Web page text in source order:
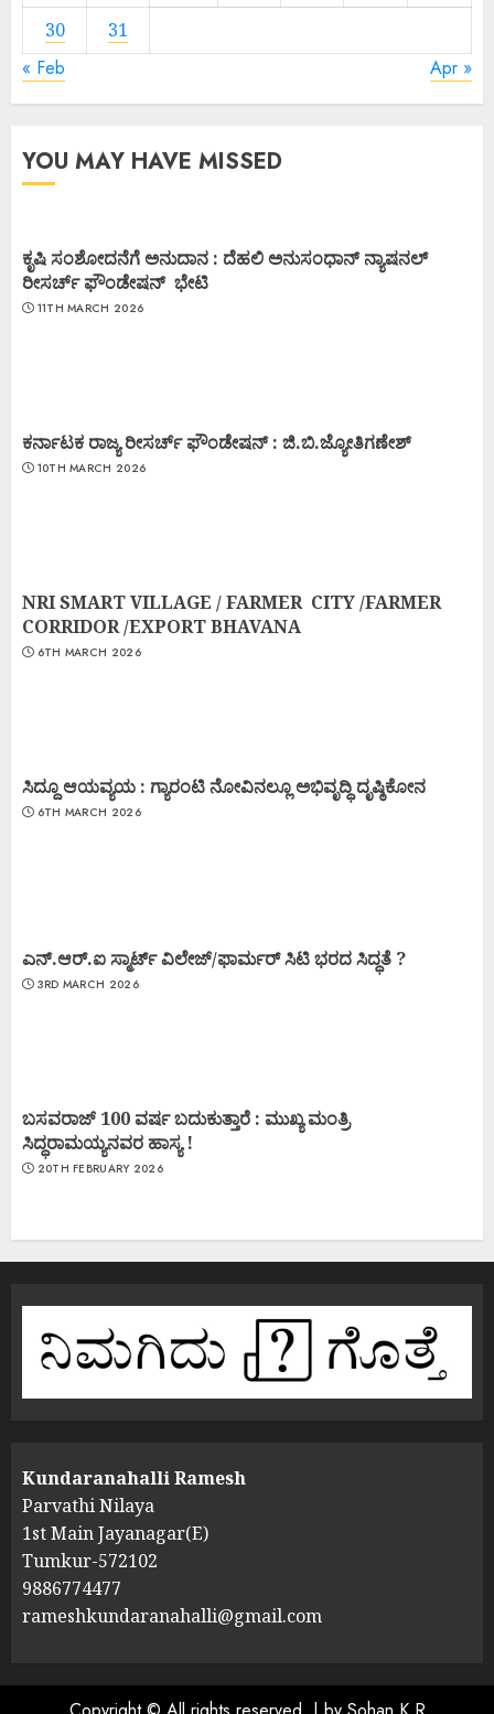
30
31
« Feb Apr »
YOU MAY HAVE MISSED
ಕೃಷಿ ಸಂಶೋದನೆಗೆ ಅನುದಾನ : ದೆಹಲಿ ಅನುಸಂಧಾನ್ ನ್ಯಾಷನಲ್
ರೀಸರ್ಚ್ ಫೌಂಡೇಷನ್ ಭೇಟಿ
11TH MARCH 2026
ಕರ್ನಾಟಕ ರಾಜ್ಯ ರೀಸರ್ಚ್ ಫೌಂಡೇಷನ್ : ಜಿ.ಬಿ.ಜ್ಯೋತಿಗಣೇಶ್
10TH MARCH 2026
NRI SMART VILLAGE / FARMER CITY /FARMER
CORRIDOR /EXPORT BHAVANA
6TH MARCH 2026
ಸಿದ್ದೂ ಆಯವ್ಯಯ : ಗ್ಯಾರಂಟಿ ನೋವಿನಲ್ಲೂ ಅಭಿವೃದ್ಧಿ ದೃಷ್ಠಿಕೋನ
6TH MARCH 2026
ಎನ್.ಆರ್.ಐ ಸ್ಮಾರ್ಟ್ ವಿಲೇಜ್/ಫಾರ್ಮರ್ ಸಿಟಿ ಭರದ ಸಿದ್ಧತೆ ?
3RD MARCH 2026
ಬಸವರಾಜ್ 100 ವರ್ಷ ಬದುಕುತ್ತಾರೆ : ಮುಖ್ಯ ಮಂತ್ರಿ
ಸಿದ್ಧರಾಮಯ್ಯನವರ ಹಾಸ್ಯ !
20TH FEBRUARY 2026
Kundaranahalli Ramesh
Parvathi Nilaya
1st Main Jayanagar(E)
Tumkur-572102
9886774477
rameshkundaranahalli@gmail.com